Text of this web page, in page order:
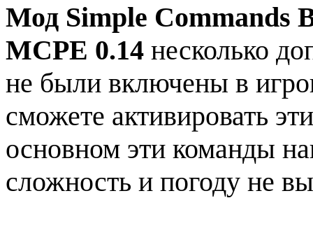
Мод Simple Commands
MCPE 0.14 несколько
не были включены в
сможете активировать
основном эти команды
сложность и погоду не